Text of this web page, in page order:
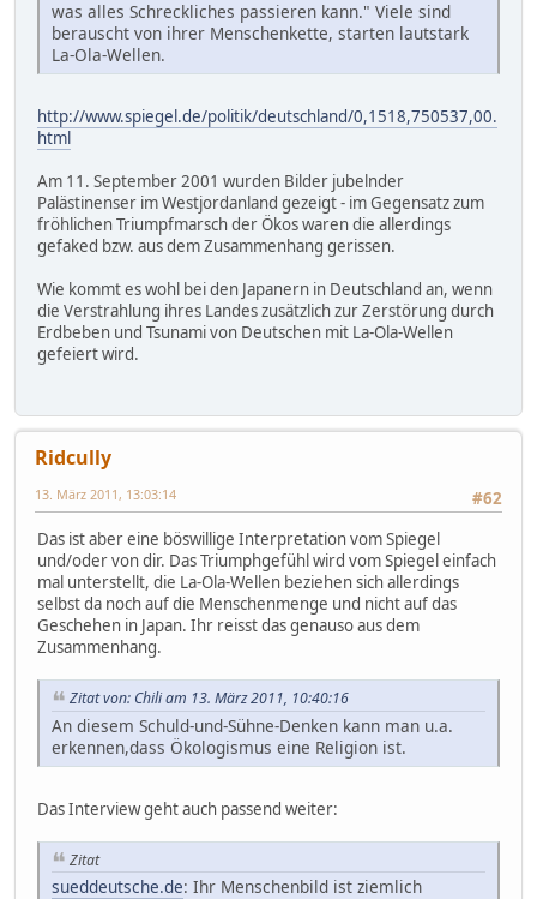
was alles Schreckliches passieren kann." Viele sind
berauscht von ihrer Menschenkette, starten lautstark
La-Ola-Wellen.
http://www.spiegel.de/politik/deutschland/0,1518,750537,00.
html
Am 11. September 2001 wurden Bilder jubelnder
Palästinenser im Westjordanland gezeigt - im Gegensatz zum
fröhlichen Triumpfmarsch der Ökos waren die allerdings
gefaked bzw. aus dem Zusammenhang gerissen.
Wie kommt es wohl bei den Japanern in Deutschland an, wenn
die Verstrahlung ihres Landes zusätzlich zur Zerstörung durch
Erdbeben und Tsunami von Deutschen mit La-Ola-Wellen
gefeiert wird.
Ridcully
#62
13. März 2011, 13:03:14
Das ist aber eine böswillige Interpretation vom Spiegel
und/oder von dir. Das Triumphgefühl wird vom Spiegel einfach
mal unterstellt, die La-Ola-Wellen beziehen sich allerdings
selbst da noch auf die Menschenmenge und nicht auf das
Geschehen in Japan. Ihr reisst das genauso aus dem
Zusammenhang.
Zitat von: Chili am 13. März 2011, 10:40:16
An diesem Schuld-und-Sühne-Denken kann man u.a.
erkennen,dass Ökologismus eine Religion ist.
Das Interview geht auch passend weiter:
Zitat
sueddeutsche.de: Ihr Menschenbild ist ziemlich